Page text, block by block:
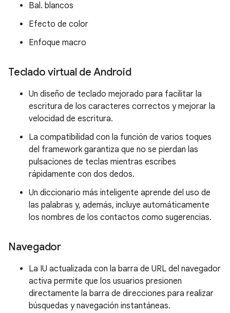
Bal. blancos
Efecto de color
Enfoque macro
Teclado virtual de Android
Un diseño de teclado mejorado para facilitar la
escritura de los caracteres correctos y mejorar la
velocidad de escritura.
La compatibilidad con la función de varios toques
del framework garantiza que no se pierdan las
pulsaciones de teclas mientras escribes
rápidamente con dos dedos.
Un diccionario más inteligente aprende del uso de
las palabras y, además, incluye automáticamente
los nombres de los contactos como sugerencias.
Navegador
La IU actualizada con la barra de URL del navegador
activa permite que los usuarios presionen
directamente la barra de direcciones para realizar
búsquedas y navegación instantáneas.